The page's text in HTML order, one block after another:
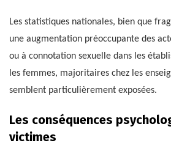
Les statistiques nationales, bien que
une augmentation préoccupante des
ou à connotation sexuelle dans les
les femmes, majoritaires chez les
semblent particulièrement exposées.
Les conséquences
victimes